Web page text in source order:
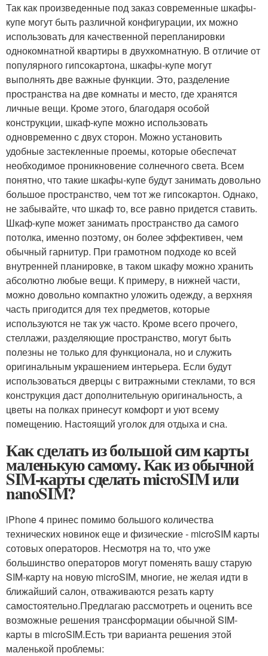
Так как произведенные под заказ современные шкафы-
купе могут быть различной конфигурации, их можно
использовать для качественной перепланировки
однокомнатной квартиры в двухкомнатную. В отличие от
популярного гипсокартона, шкафы-купе могут
выполнять две важные функции. Это, разделение
пространства на две комнаты и место, где хранятся
личные вещи. Кроме этого, благодаря особой
конструкции, шкаф-купе можно использовать
одновременно с двух сторон. Можно установить
удобные застекленные проемы, которые обеспечат
необходимое проникновение солнечного света. Всем
понятно, что такие шкафы-купе будут занимать довольно
большое пространство, чем тот же гипсокартон. Однако,
не забывайте, что шкаф то, все равно придется ставить.
Шкаф-купе может занимать пространство да самого
потолка, именно поэтому, он более эффективен, чем
обычный гарнитур. При грамотном подходе ко всей
внутренней планировке, в таком шкафу можно хранить
абсолютно любые вещи. К примеру, в нижней части,
можно довольно компактно уложить одежду, а верхняя
часть пригодится для тех предметов, которые
используются не так уж часто. Кроме всего прочего,
стеллажи, разделяющие пространство, могут быть
полезны не только для функционала, но и служить
оригинальным украшением интерьера. Если будут
использоваться дверцы с витражными стеклами, то вся
конструкция даст дополнительную оригинальность, а
цветы на полках принесут комфорт и уют всему
помещению. Настоящий уголок для отдыха и сна.
Как сделать из большой сим карты
маленькую самому. Как из обычной
SIM-карты сделать microSIM или
nanoSIM?
iPhone 4 принес помимо большого количества
технических новинок еще и физические - microSIM карты
сотовых операторов. Несмотря на то, что уже
большинство операторов могут поменять вашу старую
SIM-карту на новую microSIM, многие, не желая идти в
ближайший салон, отваживаются резать карту
самостоятельно.Предлагаю рассмотреть и оценить все
возможные решения трансформации обычной SIM-
карты в microSIM.Есть три варианта решения этой
маленькой проблемы: